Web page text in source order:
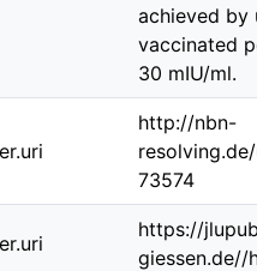
achieved by
vaccinated
30 mIU/ml.
http://nbn-
73574
https://
giessen.de//